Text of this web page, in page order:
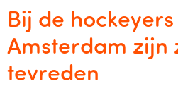
Bij de
Amsterdam zijn
tevreden